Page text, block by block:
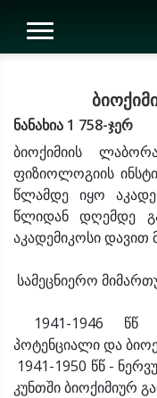
ნანახია 1 758-ჯერ
ბიოქიმიის
ფიზიოლოგიის
წლამდე იყო
წლიდან დღემდე
აკადემიკოსი დავით
სამეცნიერო
1941-1946 წწ -
პოტენციალი და
1941-1950 წწ -
კუნთში ბიოქიმიურ